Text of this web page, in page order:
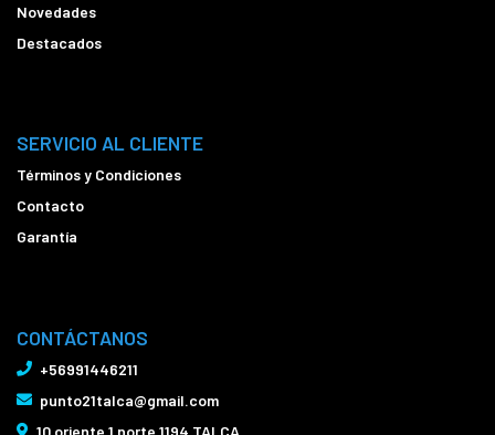
Novedades
Destacados
SERVICIO AL CLIENTE
Términos y Condiciones
Contacto
Garantía
CONTÁCTANOS
+56991446211
punto21talca@gmail.com
10 oriente 1 norte 1194 TALCA